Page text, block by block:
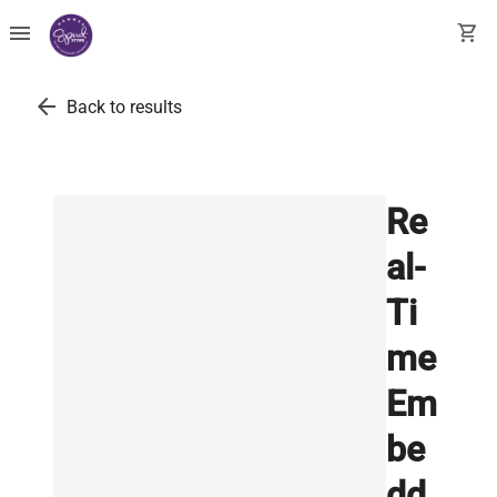
menu shopping_cart
arrow_back Back to results
Re
al-
Ti
me
Em
be